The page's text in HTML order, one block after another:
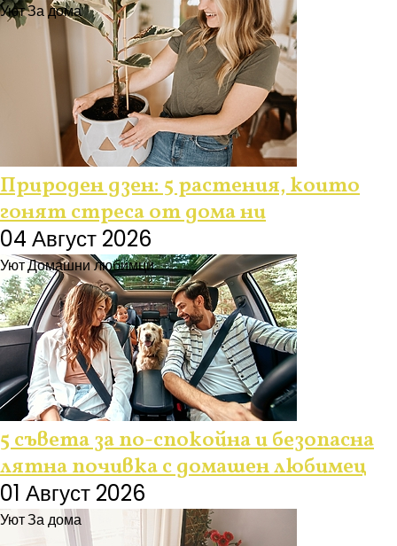
УютЗа дома
Природен дзен: 5 растения, които
гонят стреса от дома ни
04 Август 2026
УютДомашни любимци
5 съвета за по-спокойна и безопасна
лятна почивка с домашен любимец
01 Август 2026
УютЗа дома